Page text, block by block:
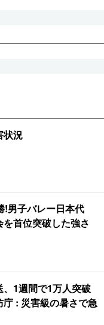
状況
!男子バレー日本代
首位突破した強さ
、1週間で1万人突破
: 災害級の暑さで急